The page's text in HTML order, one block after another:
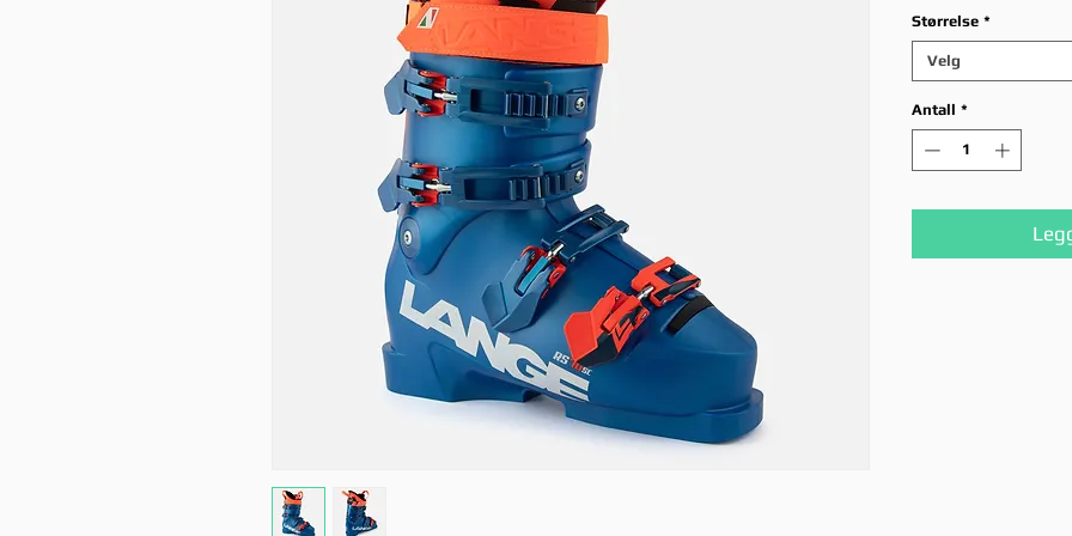
Størrelse *
Velg
Antall *